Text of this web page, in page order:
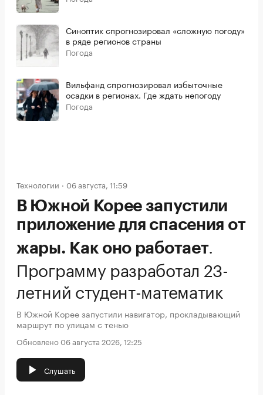
Синоптик спрогнозировал «сложную погоду»
в ряде регионов страны
Погода
Вильфанд спрогнозировал избыточные
осадки в регионах. Где ждать непогоду
Погода
Технологии 06 августа, 11:59
В Южной Корее запустили
приложение для спасения от
жары. Как оно работает.
Программу разработал 23-
летний студент-математик
В Южной Корее запустили навигатор, прокладывающий
маршрут по улицам с тенью
Обновлено 06 августа 2026, 12:25
Слушать